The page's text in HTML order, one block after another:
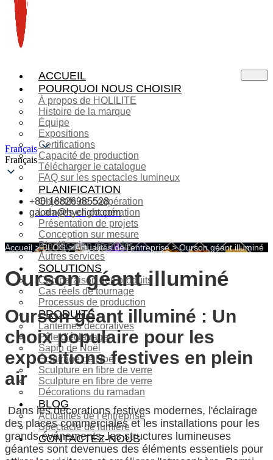
ACCUEIL
POURQUOI NOUS CHOISIR
À propos de HOLILITE
Histoire de la marque
Équipe
Expositions
Certifications
Capacité de production
Télécharger le catalogue
FAQ sur les spectacles lumineux
PLANIFICATION
Objectifs de coopération
Lampes en coopération
Présentation de projets
Conception sur mesure
Planification de projet
Autres services
SOLUTIONS
Comparaison des produits
Cas réels de tournage
Processus de production
PRODUITS
Lanternes décoratives
Pôle d'éclairage
Sapin de Noël
Éclairage de Noël
Sculpture en fibre de verre
Sculpture en fibre de verre
Décorations du ramadan
BLOG
Actualités de l’entreprise
Spectacle de lumière
CONTACTEZ-NOUS
Français
Français
+86-18826985528
gaoda@hyclight.com
Accueil >BLOG>Actualités de l’entreprise>Ourson géant illuminé
Ourson géant illuminé
Ourson géant illuminé : Un
choix populaire pour les
expositions festives en plein
air
Dans les décorations festives modernes, l'éclairage
des places commerciales et les installations pour les
grands événements, les structures lumineuses
géantes sont devenues des éléments essentiels pour